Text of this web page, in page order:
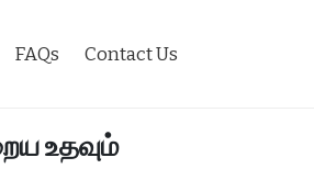
FAQs Contact Us
உதவும்